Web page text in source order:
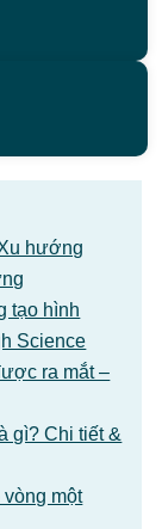
hướng
tạo hình
Science
ra mắt –
gì? Chi tiết &
một